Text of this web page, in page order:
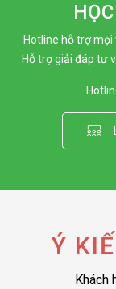
Hotline hỗ trợ mọi
Hỗ trợ giải đáp tư
Ý
Khách